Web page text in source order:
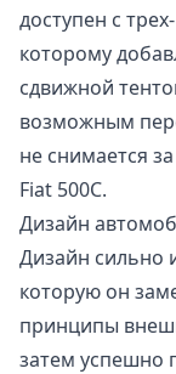
доступен с
которому
сдвижной
возможным
не снимается
Fiat 500C.
Дизайн
Дизайн сильно
которую он
принципы
затем успешно